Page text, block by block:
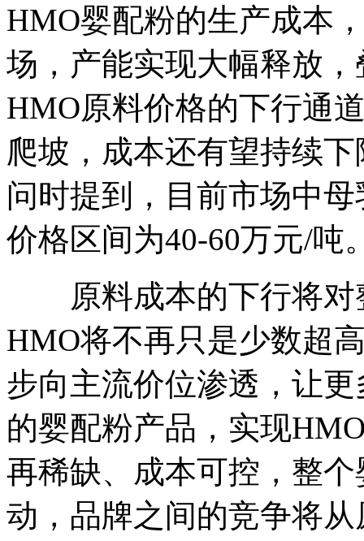
HMO婴配粉的生产成本
场，产能实现大幅释放
HMO原料价格的下行通
爬坡，成本还有望持续
问时提到，目前市场中
价格区间为40-60万元/吨
原料成本的下行将对
HMO将不再只是少数超
步向主流价位渗透，让
的婴配粉产品，实现
再稀缺、成本可控，整
动，品牌之间的竞争将